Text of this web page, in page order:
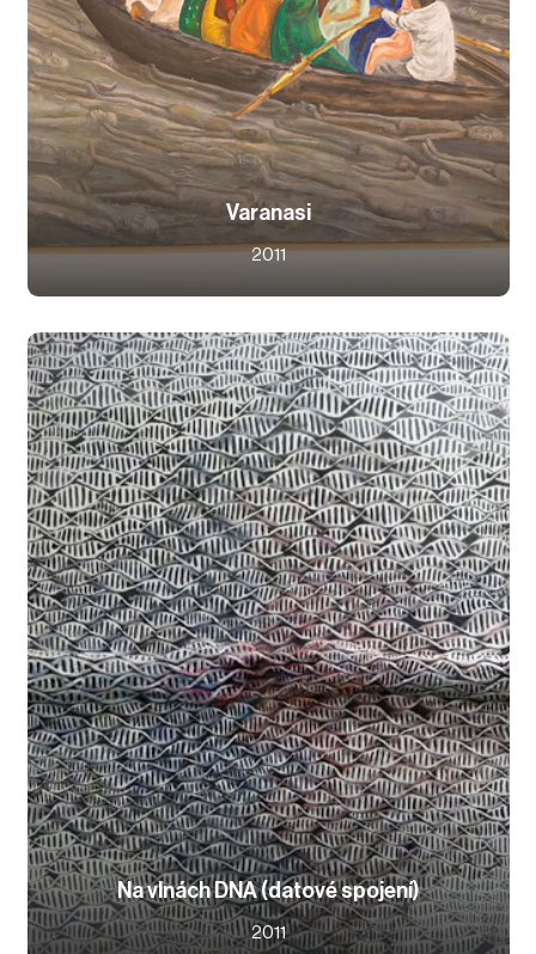
Varanasi
2011
Na vlnách DNA (datové spojení)
2011